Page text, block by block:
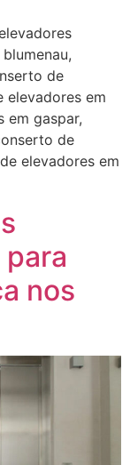
de
elevadores em
em gaspar,
de
elevadores em
nos